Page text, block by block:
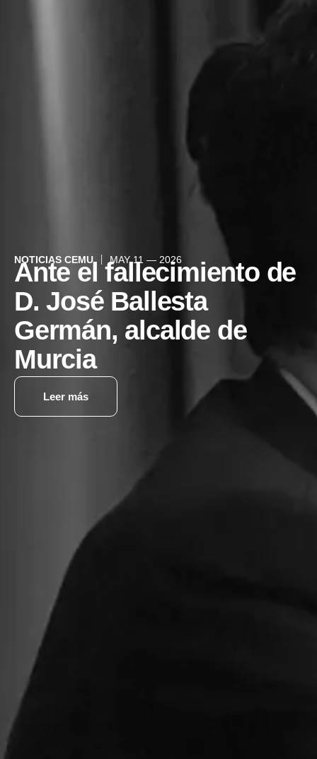
NOTICIAS CEMU MAY 11 — 2026
Ante el fallecimiento de
D. José Ballesta
Germán, alcalde de
Murcia
Leer más